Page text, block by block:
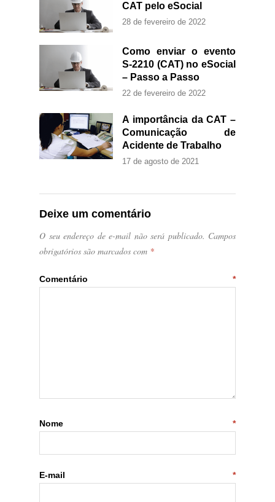
CAT pelo eSocial
28 de fevereiro de 2022
Como enviar o evento
S-2210 (CAT) no eSocial
– Passo a Passo
22 de fevereiro de 2022
A importância da CAT –
Comunicação de
Acidente de Trabalho
17 de agosto de 2021
Deixe um comentário
O seu endereço de e-mail não será publicado. Campos
obrigatórios são marcados com *
Comentário *
Nome *
E-mail *